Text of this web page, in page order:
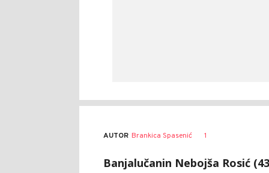
AUTOR Brankica Spasenić 1
Banjalučanin Nebojša Rosić